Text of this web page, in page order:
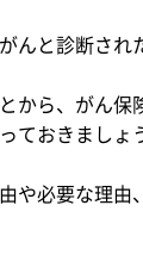
んと診断さ
から、がん
ておきましょ
や必要な理